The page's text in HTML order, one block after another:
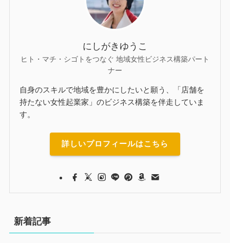
にしがきゆうこ
ヒト・マチ・シゴトをつなぐ 地域女性ビジネス構築パート
ナー
自身のスキルで地域を豊かにしたいと願う、「店舗を
持たない女性起業家」のビジネス構築を伴走していま
す。
詳しいプロフィールはこちら
新着記事